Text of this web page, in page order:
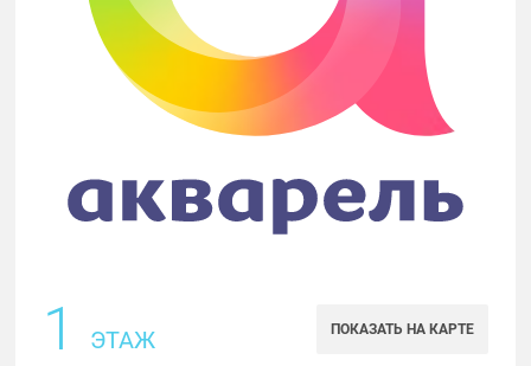
1 ЭТАЖ ПОКАЗАТЬ НА КАРТЕ